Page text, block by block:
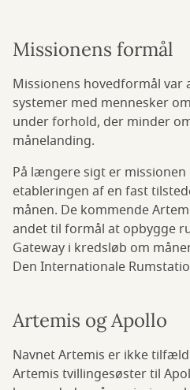
Missionens formål
Missionens hovedformål
systemer med mennesker
under forhold, der minder
månelanding.
På længere sigt er
etableringen af en fast
månen. De kommende
andet til formål at opbygge
Gateway i kredsløb om
Den Internationale
Artemis og Apollo
Navnet Artemis er ikke
Artemis tvillingesøster til